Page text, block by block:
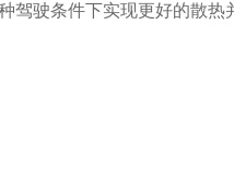
驾驶条件下实现更好的散热